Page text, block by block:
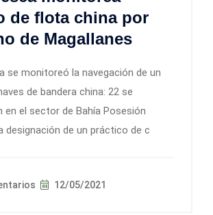
de flota china por
de Magallanes
se monitoreó la navegación de un
de bandera china: 22 se
en el sector de Bahía Posesión
designación de un práctico de c
12/05/2021